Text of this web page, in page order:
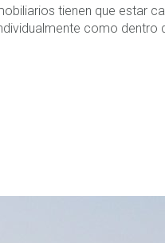
tienen que estar
como dentro